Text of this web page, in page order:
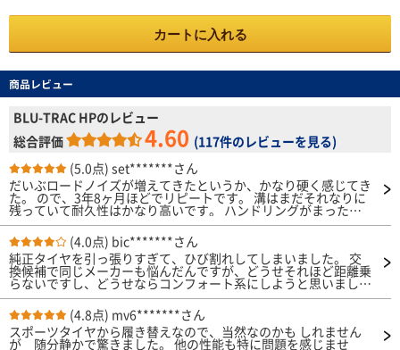
カートに入れる
商品レビュー
BLU-TRAC HPのレビュー
総合評価
4.60 (117件のレビューを見る)
(5.0点) set*******さん
だいぶロードノイズが増えてきたというか、かなり硬く感じてき
た。 ので、3年8ヶ月ほどでリピートです。 溝はまだそれなりに
残っていて耐久性はかなり高いです。 ハンドリングがまったり
するのが嫌でなければ、相当にコスパが高いタイヤでした。 リ
ピートするぐらいなので、そういうことです。 在庫がほとんど
なくなってるようですが、もう買えなくなっちゃうのかなこのタ
イヤ。
(4.0点) bic*******さん
純正タイヤを引っ張りすぎて、ひび割れしてしまいました。 交
換候補で同じメーカーも悩んだんですが、どうせそれほど距離乗
らないですし、どうせならコンフォート系にしようと思いまし
た。 スタンダードって書いてありますけど乗った感じはかなり
コンフォート寄りだと思います。 元々スポーツタイヤが付いて
たのでしっとりした感じの乗り味が良いなと思いました。 静粛
性は静かに感じますが、路面によってかなり左右されるので気に
なる人は気になるかと。 高速はまだ走っていないのでまだわか
(4.8点) mv6*******さん
スポーツタイヤから履き替えなので、当然なのかも しれません
が 随分静かで驚きました。 他の性能も特に問題を感じませ